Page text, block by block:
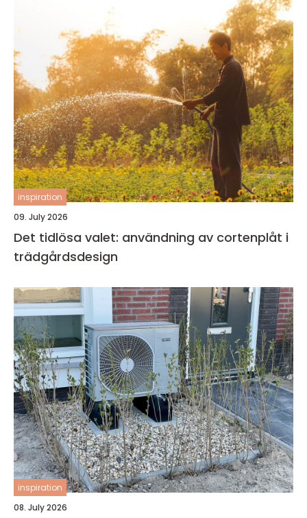
inspiration
09. July 2026
Det tidlösa valet: användning av cortenplåt i
trädgårdsdesign
inspiration
08. July 2026